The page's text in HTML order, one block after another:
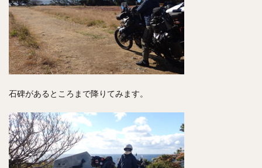
石碑があるところまで降りてみます。